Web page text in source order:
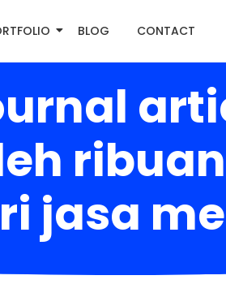
BLOG CONTACT
jasa